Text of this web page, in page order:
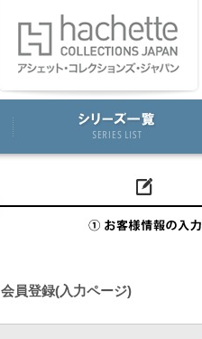
会員登録(入力ページ)